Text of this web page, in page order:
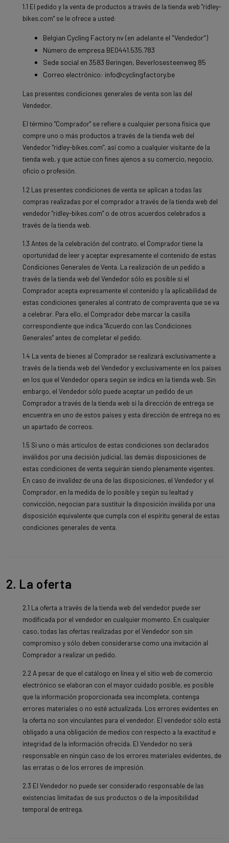
1.1 El pedido y la venta de productos a través de la tienda web "ridley-
bikes.com" se le ofrece a usted:
Belgian Cycling Factory nv (en adelante el "Vendedor")
Número de empresa BE0441.535.783
Sede social en 3583 Beringen, Beverlosesteenweg 85
Correo electrónico: info@cyclingfactory.be
Las presentes condiciones generales de venta son las del
Vendedor.
El término "Comprador" se refiere a cualquier persona física que
compre uno o más productos a través de la tienda web del
Vendedor "ridley-bikes.com", así como a cualquier visitante de la
tienda web, y que actúe con fines ajenos a su comercio, negocio,
oficio o profesión.
1.2 Las presentes condiciones de venta se aplican a todas las
compras realizadas por el comprador a través de la tienda web del
vendedor "ridley-bikes.com" o de otros acuerdos celebrados a
través de la tienda web.
1.3 Antes de la celebración del contrato, el Comprador tiene la
oportunidad de leer y aceptar expresamente el contenido de estas
Condiciones Generales de Venta. La realización de un pedido a
través de la tienda web del Vendedor sólo es posible si el
Comprador acepta expresamente el contenido y la aplicabilidad de
estas condiciones generales al contrato de compraventa que se va
a celebrar. Para ello, el Comprador debe marcar la casilla
correspondiente que indica "Acuerdo con las Condiciones
Generales" antes de completar el pedido.
1.4 La venta de bienes al Comprador se realizará exclusivamente a
través de la tienda web del Vendedor y exclusivamente en los países
en los que el Vendedor opera según se indica en la tienda web. Sin
embargo, el Vendedor sólo puede aceptar un pedido de un
Comprador a través de la tienda web si la dirección de entrega se
encuentra en uno de estos países y esta dirección de entrega no es
un apartado de correos.
1.5 Si uno o más artículos de estas condiciones son declarados
inválidos por una decisión judicial, las demás disposiciones de
estas condiciones de venta seguirán siendo plenamente vigentes.
En caso de invalidez de una de las disposiciones, el Vendedor y el
Comprador, en la medida de lo posible y según su lealtad y
convicción, negocian para sustituir la disposición inválida por una
disposición equivalente que cumpla con el espíritu general de estas
condiciones generales de venta.
2. La oferta
2.1 La oferta a través de la tienda web del vendedor puede ser
modificada por el vendedor en cualquier momento. En cualquier
caso, todas las ofertas realizadas por el Vendedor son sin
compromiso y sólo deben considerarse como una invitación al
Comprador a realizar un pedido.
2.2 A pesar de que el catálogo en línea y el sitio web de comercio
electrónico se elaboran con el mayor cuidado posible, es posible
que la información proporcionada sea incompleta, contenga
errores materiales o no esté actualizada. Los errores evidentes en
la oferta no son vinculantes para el vendedor. El vendedor sólo está
obligado a una obligación de medios con respecto a la exactitud e
integridad de la información ofrecida. El Vendedor no será
responsable en ningún caso de los errores materiales evidentes, de
las erratas o de los errores de impresión.
2.3 El Vendedor no puede ser considerado responsable de las
existencias limitadas de sus productos o de la imposibilidad
temporal de entrega.